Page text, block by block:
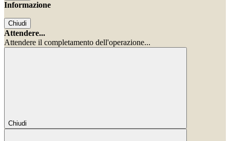
Informazione
Chiudi
Attendere...
Attendere il completamento dell'operazione...
Chiudi